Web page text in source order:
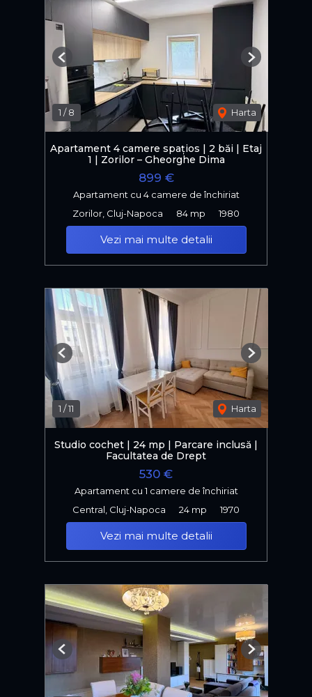
1 /8 Harta
Previous Next
Apartament 4 camere spațios | 2 băi | Etaj
1 | Zorilor – Gheorghe Dima
899 €
Apartament cu 4 camere de închiriat
Zorilor, Cluj-Napoca
84 mp 1980
Vezi mai multe detalii
1 /11 Harta
Previous Next
Studio cochet | 24 mp | Parcare inclusă |
Facultatea de Drept
530 €
Apartament cu 1 camere de închiriat
Central, Cluj-Napoca
24 mp 1970
Vezi mai multe detalii
Previous Next